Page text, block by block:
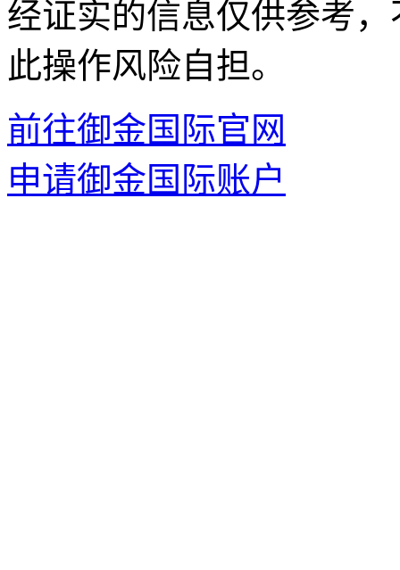
经证实的信息仅供参考
此操作风险自担。
前往御金国际官网
申请御金国际账户